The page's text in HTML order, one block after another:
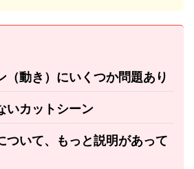
（動き）にいくつか問題あり
いカットシーン
ついて、もっと説明があって